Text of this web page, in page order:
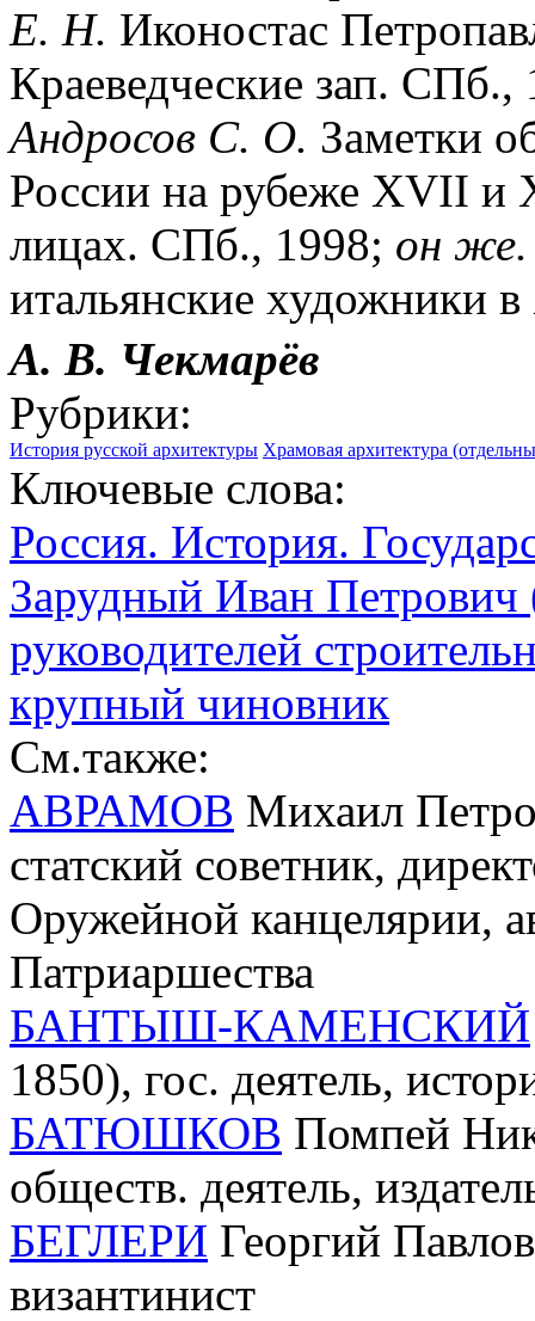
Е. Н. Иконостас
Краеведческие зап.
Андросов С. О. Заметки
России на рубеже XVII и
лицах. СПб., 1998; он же.
итальянские художники
А. В. Чекмарёв
Рубрики:
История русской архитектуры Храмовая архитектура
Ключевые слова:
Россия. История.
Зарудный Иван Петрович
руководителей
крупный чиновник
См.также:
АВРАМОВ Михаил
статский советник,
Оружейной канцелярии,
Патриаршества
БАНТЫШ-КАМЕНСКИЙ
1850), гос. деятель,
БАТЮШКОВ Помпей
обществ. деятель,
БЕГЛЕРИ Георгий
византинист